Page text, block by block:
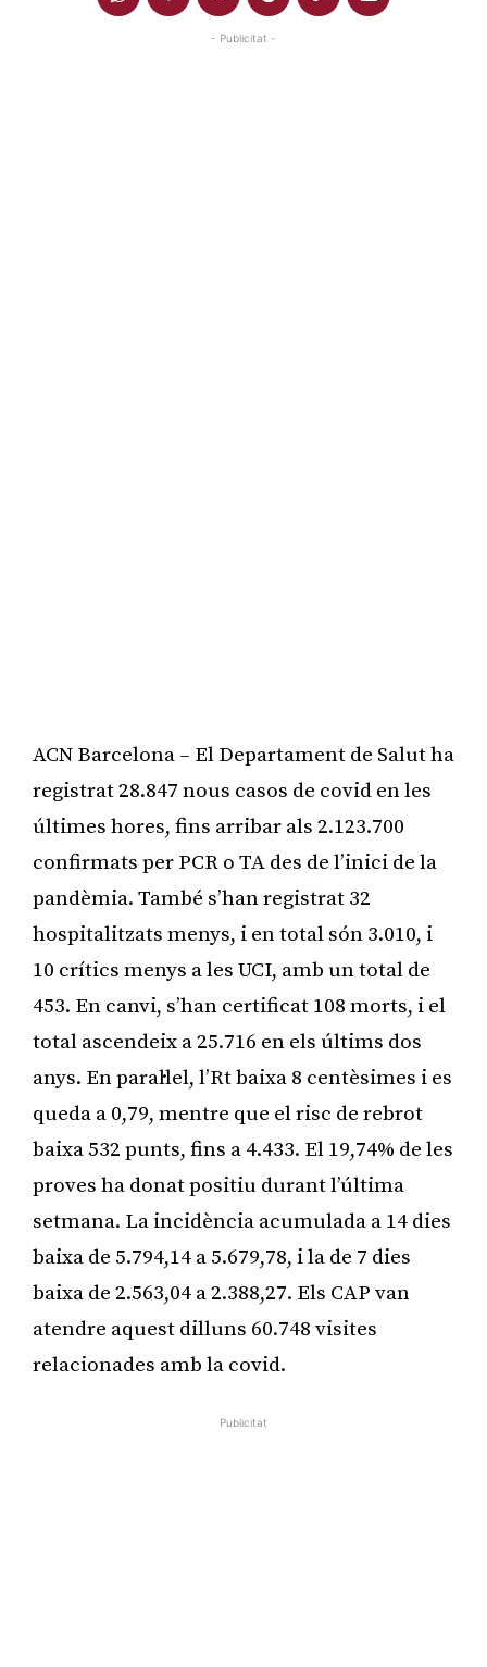
- Publicitat -
ACN Barcelona – El Departament de Salut ha
registrat 28.847 nous casos de covid en les
últimes hores, fins arribar als 2.123.700
confirmats per PCR o TA des de l’inici de la
pandèmia. També s’han registrat 32
hospitalitzats menys, i en total són 3.010, i
10 crítics menys a les UCI, amb un total de
453. En canvi, s’han certificat 108 morts, i el
total ascendeix a 25.716 en els últims dos
anys. En paral·lel, l’Rt baixa 8 centèsimes i es
queda a 0,79, mentre que el risc de rebrot
baixa 532 punts, fins a 4.433. El 19,74% de les
proves ha donat positiu durant l’última
setmana. La incidència acumulada a 14 dies
baixa de 5.794,14 a 5.679,78, i la de 7 dies
baixa de 2.563,04 a 2.388,27. Els CAP van
atendre aquest dilluns 60.748 visites
relacionades amb la covid.
Publicitat